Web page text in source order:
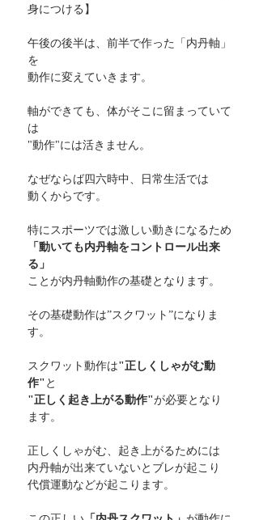
身につける】
午後の後半は、前半で作った「内丹軸」
を
動作に変えていきます。
軸ができても、体がそこに留まっていて
は
"動作"には活きません。
なぜならば四六時中、日常生活では
動くからです。
特にスポーツでは激しい動きになるため
「動いても内丹軸をコントロール出来
る」
ことが内丹軸動作の基礎となります。
その基礎動作は”スクワット”になりま
す。
スクワット動作は"正しくしゃがむ動
作" と
"正しく起き上がる動作"が必要となり
ます。
正しくしゃがむ、起き上がるためには
内丹軸が出来ていないとブレが起こり
代償運動などが起こります。